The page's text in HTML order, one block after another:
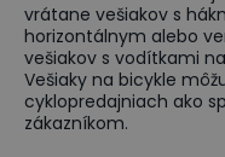
vrátane vešiakov s
horizontálnym alebo
vešiakov s vodítkami
Vešiaky na bicykle
cyklopredajniach ako
zákazníkom.